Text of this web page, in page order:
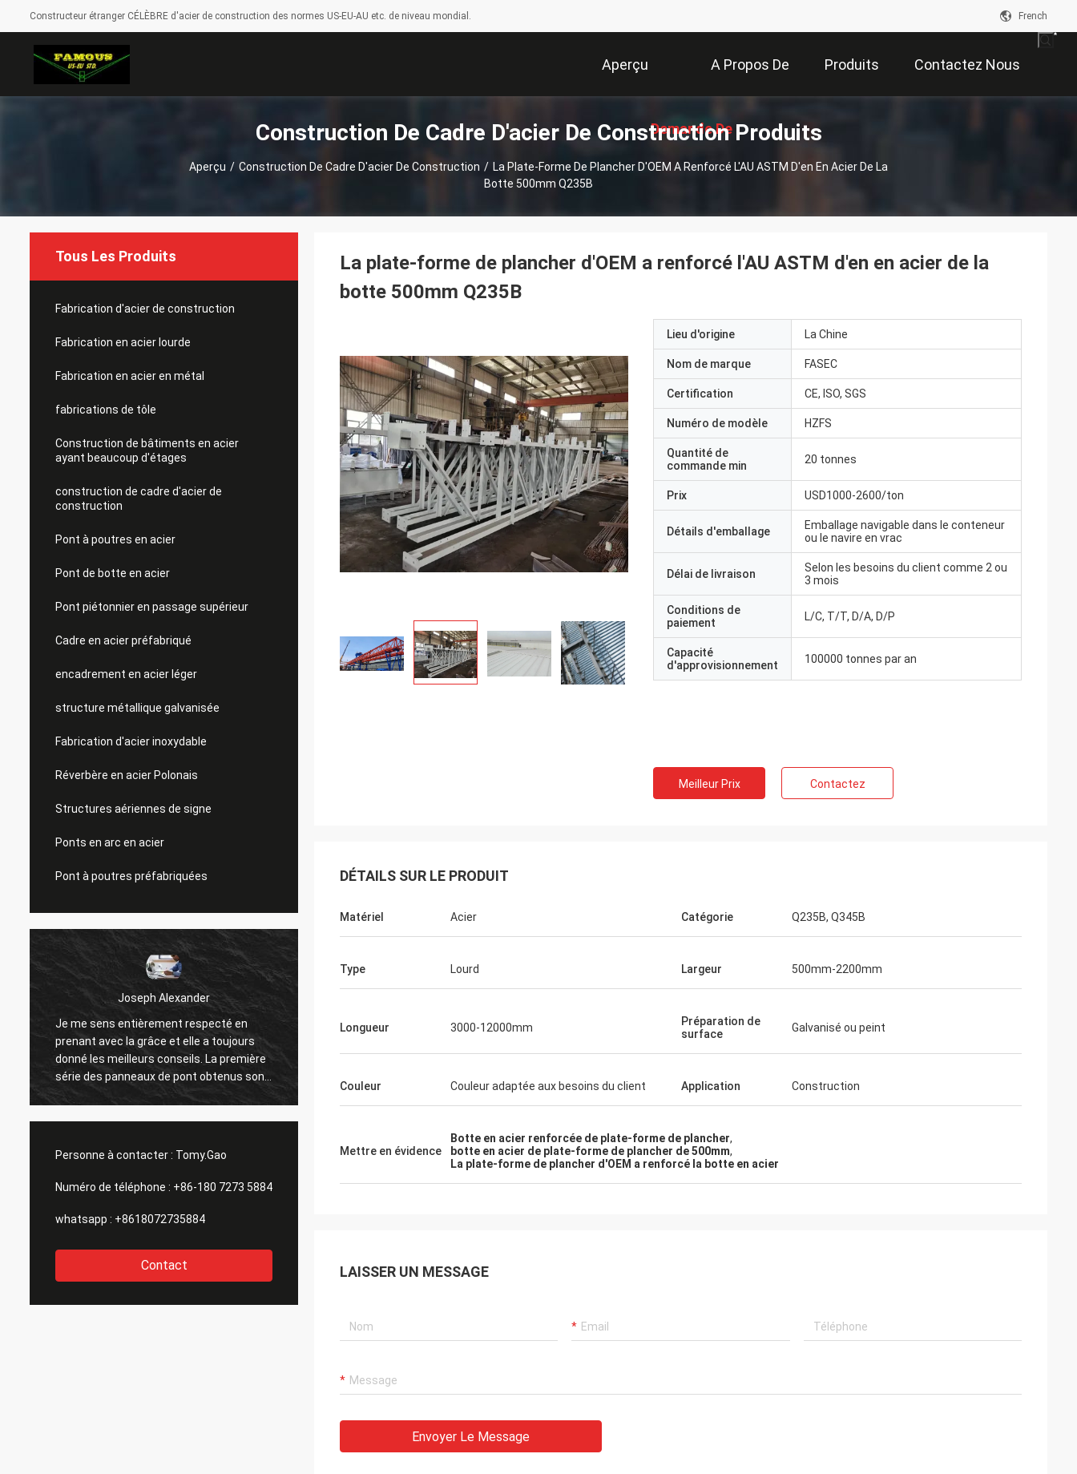
Constructeur étranger CÉLÈBRE d'acier de construction des normes US-EU-AU etc. de niveau mondial. French
Aperçu A Propos De
Nous
Produits Contactez Nous
Demande De
Construction De Cadre D'acier De Construction Produits
Aperçu / Construction De Cadre D'acier De Construction / La Plate-Forme De Plancher D'OEM A Renforcé L'AU ASTM D'en En Acier De La
Botte 500mm Q235B
Tous Les Produits
Fabrication d'acier de construction
Fabrication en acier lourde
Fabrication en acier en métal
fabrications de tôle
Construction de bâtiments en acier
ayant beaucoup d'étages
construction de cadre d'acier de
construction
Pont à poutres en acier
Pont de botte en acier
Pont piétonnier en passage supérieur
Cadre en acier préfabriqué
encadrement en acier léger
structure métallique galvanisée
Fabrication d'acier inoxydable
Réverbère en acier Polonais
Structures aériennes de signe
Ponts en arc en acier
Pont à poutres préfabriquées
Joseph Alexander
sens entièrement respecté en
avec la grâce et elle a toujours
les meilleurs conseils. La première
des panneaux de pont obtenus sont
aussi. merci tous.
Les bons membres de l'équipe toujours
offrent le budget à temps et répondent à
des questions avec la patience, le grand
travail !
Personne à contacter : Tomy.Gao
Numéro de téléphone : +86-180 7273 5884
whatsapp : +8618072735884
Contact
La plate-forme de plancher d'OEM a renforcé l'AU ASTM d'en en acier de la
botte 500mm Q235B
Lieu d'origine La Chine
Nom de marque FASEC
Certification CE, ISO, SGS
Numéro de modèle HZFS
Quantité de
commande min
20 tonnes
Prix USD1000-2600/ton
Détails d'emballage
Emballage navigable dans le conteneur
ou le navire en vrac
Délai de livraison
Selon les besoins du client comme 2 ou
3 mois
Conditions de
paiement
L/C, T/T, D/A, D/P
Capacité
d'approvisionnement
100000 tonnes par an
Meilleur Prix Contactez
DÉTAILS SUR LE PRODUIT
Matériel Acier Catégorie Q235B, Q345B
Type Lourd Largeur 500mm-2200mm
Longueur 3000-12000mm
Préparation de
surface
Galvanisé ou peint
Couleur Couleur adaptée aux besoins du client Application Construction
Mettre en évidence
Botte en acier renforcée de plate-forme de plancher,
botte en acier de plate-forme de plancher de 500mm,
La plate-forme de plancher d'OEM a renforcé la botte en acier
LAISSER UN MESSAGE
Envoyer Le Message